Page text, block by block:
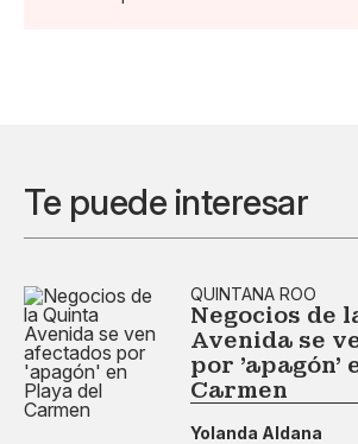
Te puede interesar
QUINTANA ROO
Negocios de
Avenida se
por 'apagón'
Carmen
Yolanda Aldana